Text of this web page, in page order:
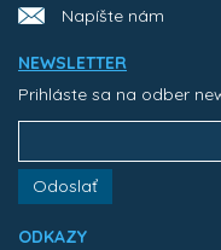
Napíšte nám
NEWSLETTER
Prihláste sa na odber
Odoslať
ODKAZY